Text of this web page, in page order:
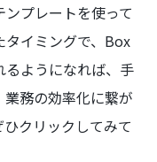
プレートを使って
タイミングで、Box
るようになれば、手
務の効率化に繋が
クリックしてみて